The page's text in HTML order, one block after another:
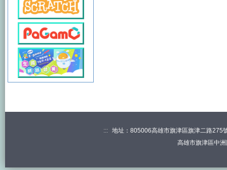
::: 地址：805006高雄市旗津區旗津二路
高雄市旗津區中